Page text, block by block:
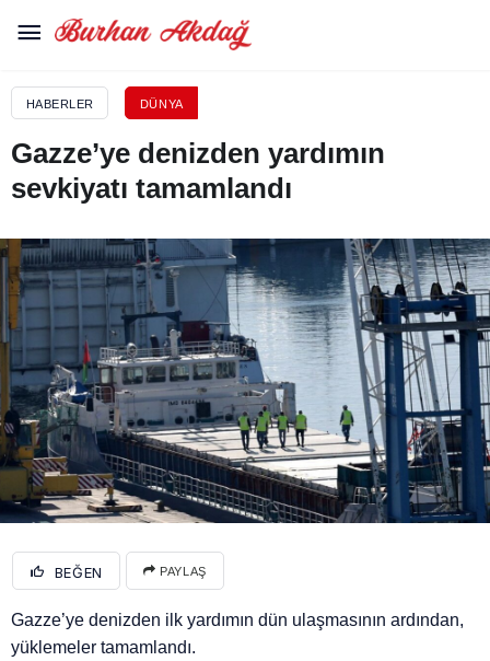
HABERLER DÜNYA
Gazze’ye denizden yardımın
sevkiyatı tamamlandı
BEĞEN PAYLAŞ
Gazze’ye denizden ilk yardımın dün ulaşmasının ardından,
yüklemeler tamamlandı.